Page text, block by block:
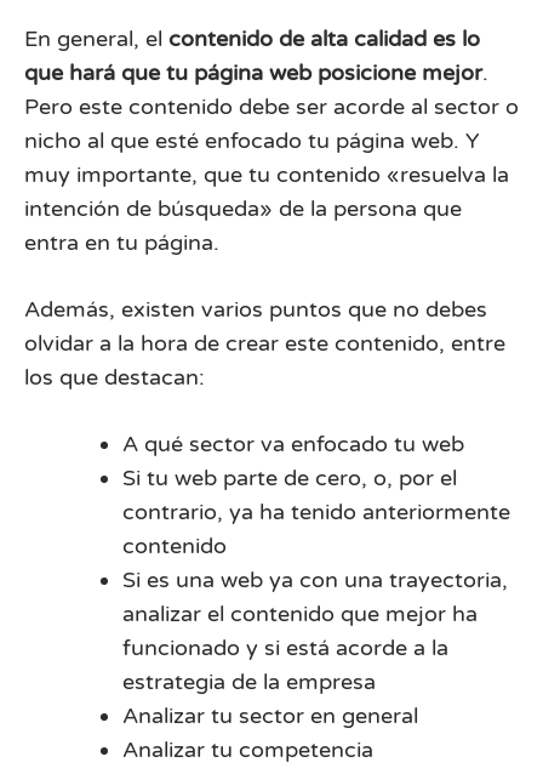
En general, el contenido de alta calidad es lo
que hará que tu página web posicione mejor.
Pero este contenido debe ser acorde al sector o
nicho al que esté enfocado tu página web. Y
muy importante, que tu contenido «resuelva la
intención de búsqueda» de la persona que
entra en tu página.
Además, existen varios puntos que no debes
olvidar a la hora de crear este contenido, entre
los que destacan:
A qué sector va enfocado tu web
Si tu web parte de cero, o, por el
contrario, ya ha tenido anteriormente
contenido
Si es una web ya con una trayectoria,
analizar el contenido que mejor ha
funcionado y si está acorde a la
estrategia de la empresa
Analizar tu sector en general
Analizar tu competencia